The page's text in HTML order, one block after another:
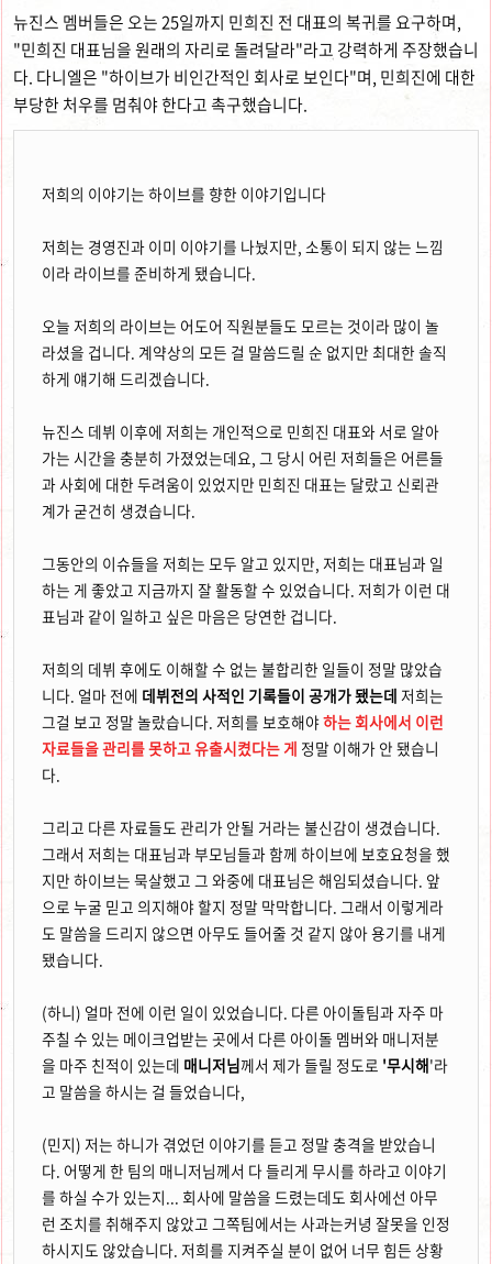
뉴진스 멤버들은 오는 25일까지 민희진 전 대표의 복귀를 요구하며,
"민희진 대표님을 원래의 자리로 돌려달라"라고 강력하게 주장했습니
다. 다니엘은 "하이브가 비인간적인 회사로 보인다"며, 민희진에 대한
부당한 처우를 멈춰야 한다고 촉구했습니다.
저희의 이야기는 하이브를 향한 이야기입니다
저희는 경영진과 이미 이야기를 나눴지만, 소통이 되지 않는 느낌
이라 라이브를 준비하게 됐습니다.
오늘 저희의 라이브는 어도어 직원분들도 모르는 것이라 많이 놀
라셨을 겁니다. 계약상의 모든 걸 말씀드릴 순 없지만 최대한 솔직
하게 얘기해 드리겠습니다.
뉴진스 데뷔 이후에 저희는 개인적으로 민희진 대표와 서로 알아
가는 시간을 충분히 가졌었는데요, 그 당시 어린 저희들은 어른들
과 사회에 대한 두려움이 있었지만 민희진 대표는 달랐고 신뢰관
계가 굳건히 생겼습니다.
그동안의 이슈들을 저희는 모두 알고 있지만, 저희는 대표님과 일
하는 게 좋았고 지금까지 잘 활동할 수 있었습니다. 저희가 이런 대
표님과 같이 일하고 싶은 마음은 당연한 겁니다.
저희의 데뷔 후에도 이해할 수 없는 불합리한 일들이 정말 많았습
니다. 얼마 전에 데뷔전의 사적인 기록들이 공개가 됐는데 저희는
그걸 보고 정말 놀랐습니다. 저희를 보호해야하는 회사에서 이런
자료들을 관리를 못하고 유출시켰다는 게 정말 이해가 안 됐습니
다.
그리고 다른 자료들도 관리가 안될 거라는 불신감이 생겼습니다.
그래서 저희는 대표님과 부모님들과 함께 하이브에 보호요청을 했
지만 하이브는 묵살했고 그 와중에 대표님은 해임되셨습니다. 앞
으로 누굴 믿고 의지해야 할지 정말 막막합니다. 그래서 이렇게라
도 말씀을 드리지 않으면 아무도 들어줄 것 같지 않아 용기를 내게
됐습니다.
(하니) 얼마 전에 이런 일이 있었습니다. 다른 아이돌팀과 자주 마
주칠 수 있는 메이크업받는 곳에서 다른 아이돌 멤버와 매니저분
을 마주 친적이 있는데 매니저님께서 제가 들릴 정도로 '무시해'라
고 말씀을 하시는 걸 들었습니다,
(민지) 저는 하니가 겪었던 이야기를 듣고 정말 충격을 받았습니
다. 어떻게 한 팀의 매니저님께서 다 들리게 무시를 하라고 이야기
를 하실 수가 있는지... 회사에 말씀을 드렸는데도 회사에선 아무
런 조치를 취해주지 않았고 그쪽팀에서는 사과는커녕 잘못을 인정
하시지도 않았습니다. 저희를 지켜주실 분이 없어 너무 힘든 상황